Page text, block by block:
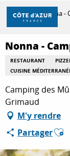
Aller
contenu
principal
À FAIRE
Accueil Nonna -
Nonna -
RESTAURANT
CUISINE
Camping des
Grimaud
M'y rendre
Partager